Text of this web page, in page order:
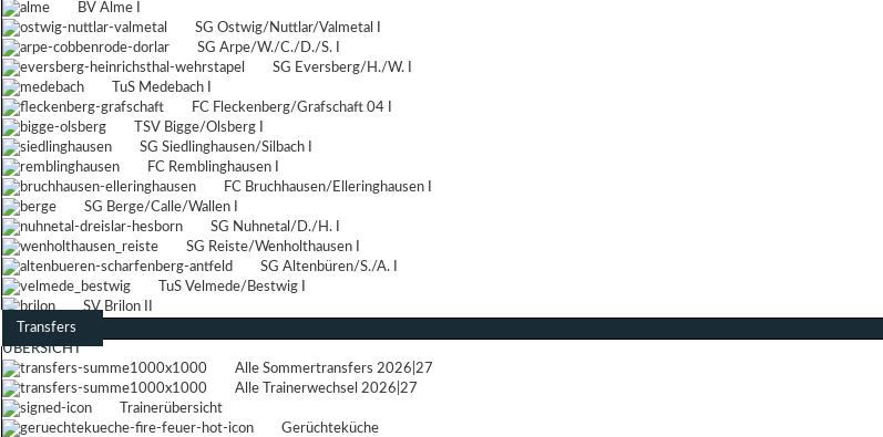
BV Alme I
SG Ostwig/Nuttlar/Valmetal I
SG Arpe/W./C./D./S. I
SG Eversberg/H./W. I
TuS Medebach I
FC Fleckenberg/Grafschaft 04 I
TSV Bigge/Olsberg I
SG Siedlinghausen/Silbach I
FC Remblinghausen I
FC Bruchhausen/Elleringhausen I
SG Berge/Calle/Wallen I
SG Nuhnetal/D./H. I
SG Reiste/Wenholthausen I
SG Altenbüren/S./A. I
TuS Velmede/Bestwig I
SV Brilon II
Transfers
ÜBERSICHT
Alle Sommertransfers 2026|27
Alle Trainerwechsel 2026|27
Trainerübersicht
Gerüchteküche